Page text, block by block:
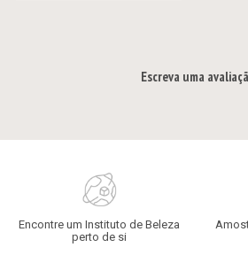
Escreva uma
Encontre um Instituto de Beleza
perto de si